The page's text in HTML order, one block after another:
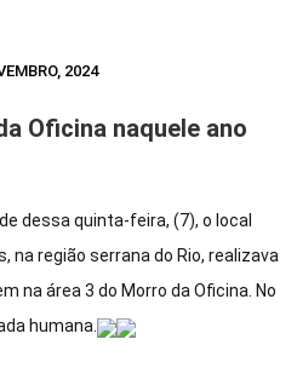
2024
Oficina naquele ano
dessa quinta-feira, (7), o local
na região serrana do Rio, realizava
na área 3 do Morro da Oficina. No
humana.